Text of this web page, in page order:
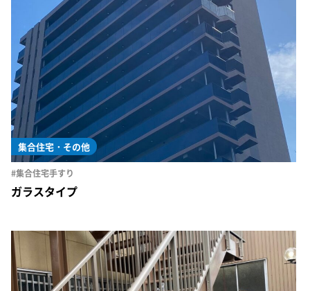
集合住宅・その他
#集合住宅手すり
ガラスタイプ